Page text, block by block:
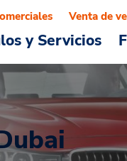
y Servicios
Venta de